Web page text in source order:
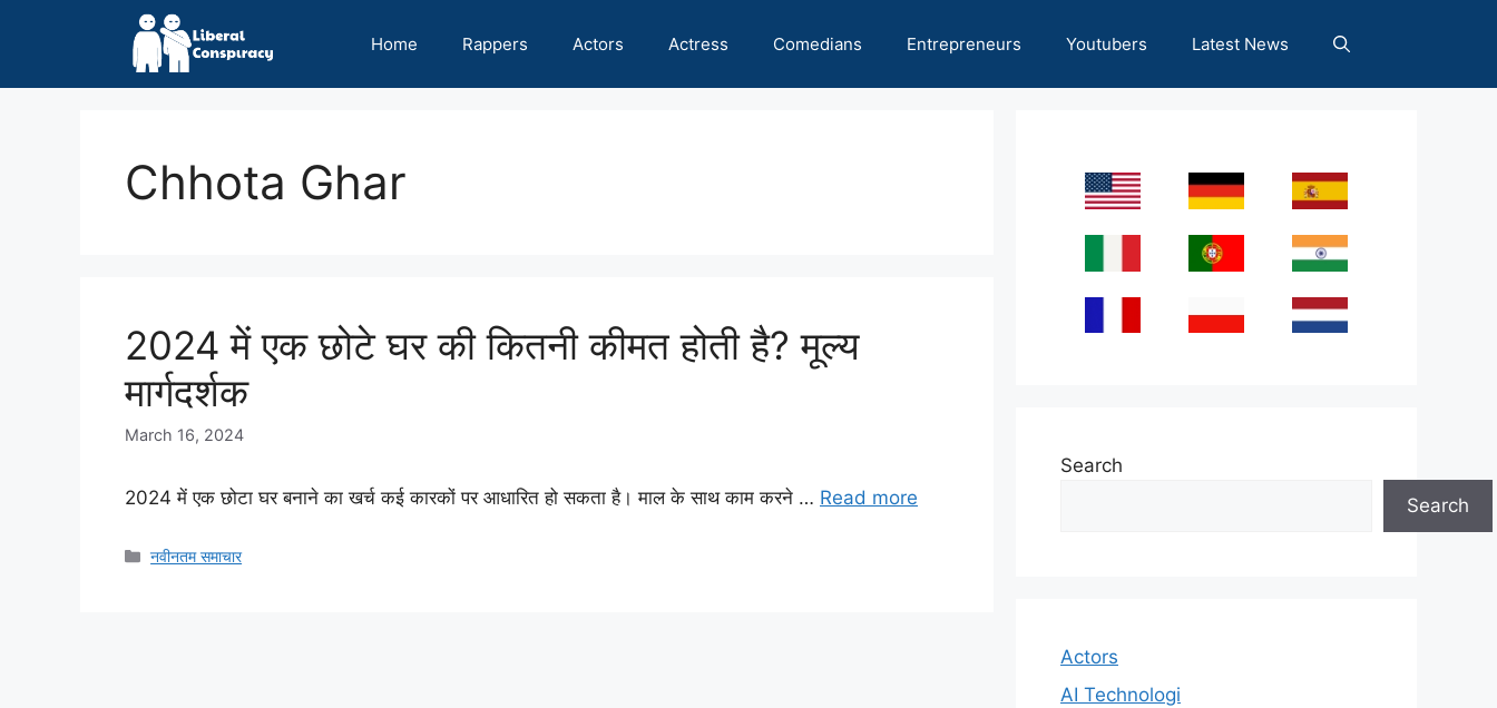
Home Rappers Actors Actress Comedians Entrepreneurs Youtubers Latest News
Chhota Ghar
2024 में एक छोटे घर की कितनी कीमत होती है? मूल्य
मार्गदर्शक
March 16, 2024
2024 में एक छोटा घर बनाने का खर्च कई कारकों पर आधारित हो सकता है। माल के साथ काम करने … Read more
Categories
नवीनतम समाचार
Search
Search
Actors
AI Technologi